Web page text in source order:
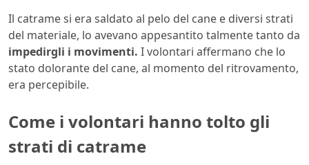
Il catrame si era saldato al pelo del cane e diversi strati
del materiale, lo avevano appesantito talmente tanto da
impedirgli i movimenti. I volontari affermano che lo
stato dolorante del cane, al momento del ritrovamento,
era percepibile.
Come i volontari hanno tolto gli
strati di catrame